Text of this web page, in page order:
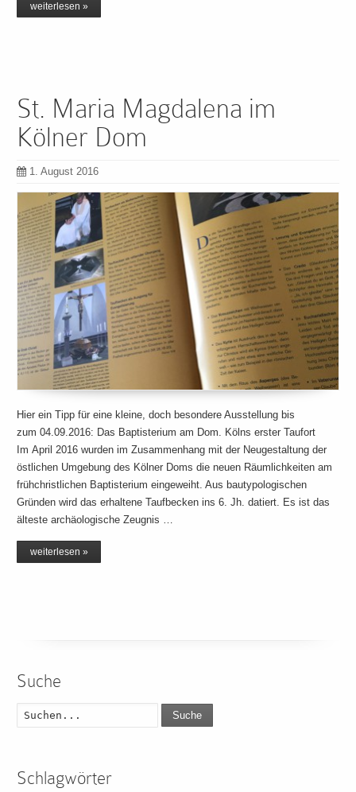
weiterlesen »
St. Maria Magdalena im
Kölner Dom
1. August 2016
Hier ein Tipp für eine kleine, doch besondere Ausstellung bis
zum 04.09.2016: Das Baptisterium am Dom. Kölns erster Taufort
Im April 2016 wurden im Zusammenhang mit der Neugestaltung der
östlichen Umgebung des Kölner Doms die neuen Räumlichkeiten am
frühchristlichen Baptisterium eingeweiht. Aus bautypologischen
Gründen wird das erhaltene Taufbecken ins 6. Jh. datiert. Es ist das
älteste archäologische Zeugnis …
weiterlesen »
Suche
Suche
Schlagwörter